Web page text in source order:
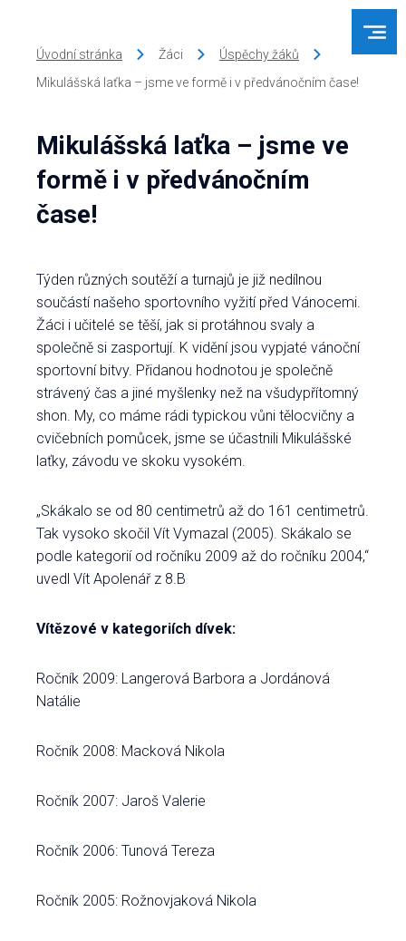
Úvodní stránka Žáci
Úspěchy žáků
Mikulášská laťka – jsme ve formě i v předvánočním čase!
Mikulášská laťka – jsme ve
formě i v předvánočním
čase!
Týden různých soutěží a turnajů je již nedílnou
součástí našeho sportovního vyžití před Vánocemi.
Žáci i učitelé se těší, jak si protáhnou svaly a
společně si zasportují. K vidění jsou vypjaté vánoční
sportovní bitvy. Přidanou hodnotou je společně
strávený čas a jiné myšlenky než na všudypřítomný
shon. My, co máme rádi typickou vůni tělocvičny a
cvičebních pomůcek, jsme se účastnili Mikulášské
laťky, závodu ve skoku vysokém.
„Skákalo se od 80 centimetrů až do 161 centimetrů.
Tak vysoko skočil Vít Vymazal (2005). Skákalo se
podle kategorií od ročníku 2009 až do ročníku 2004,“
uvedl Vít Apolenář z 8.B
Vítězové v kategoriích dívek:
Ročník 2009: Langerová Barbora a Jordánová
Natálie
Ročník 2008: Macková Nikola
Ročník 2007: Jaroš Valerie
Ročník 2006: Tunová Tereza
Ročník 2005: Rožnovjaková Nikola